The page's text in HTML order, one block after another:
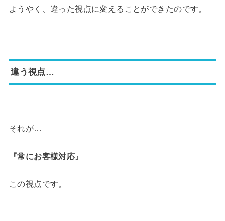
ようやく、違った視点に変えることができたのです。
違う視点…
それが…
『常にお客様対応』
この視点です。